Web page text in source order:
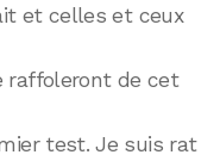
et celles et ceux
raffoleront de cet
test. Je suis rat